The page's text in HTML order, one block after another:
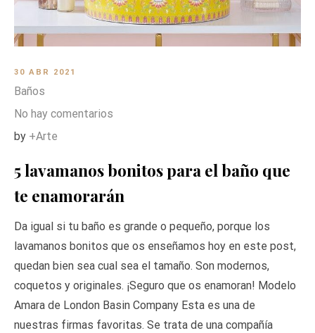
30 ABR 2021
Baños
No hay comentarios
by +Arte
5 lavamanos bonitos para el baño que
te enamorarán
Da igual si tu baño es grande o pequeño, porque los
lavamanos bonitos que os enseñamos hoy en este post,
quedan bien sea cual sea el tamaño. Son modernos,
coquetos y originales. ¡Seguro que os enamoran! Modelo
Amara de London Basin Company Esta es una de
nuestras firmas favoritas. Se trata de una compañía